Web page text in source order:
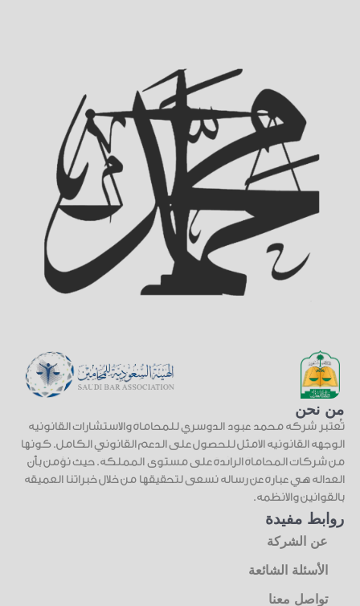
من نحن
تُعتبر شركة محمد عبود الدوسري للمحاماة والاستشارات القانونية
الوجهة القانونية الأمثل للحصول على الدعم القانوني الكامل. كونها
من شركات المحاماة الرائدة على مستوى المملكة. حيث نؤمن بأن
العدالة هي عبارة عن رسالة نسعى لتحقيقها من خلال خبراتنا العميقة
بالقوانين والأنظمة.
روابط مفيدة
عن الشركة
الأسئلة الشائعة
تواصل معنا